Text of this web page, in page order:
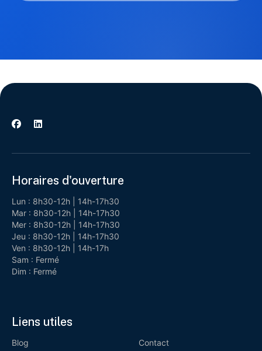
 
Horaires d'ouverture
Lun : 8h30-12h | 14h-17h30
Mar : 8h30-12h | 14h-17h30
Mer : 8h30-12h | 14h-17h30
Jeu : 8h30-12h | 14h-17h30
Ven : 8h30-12h | 14h-17h
Sam : Fermé
Dim : Fermé
Liens utiles
Blog Contact